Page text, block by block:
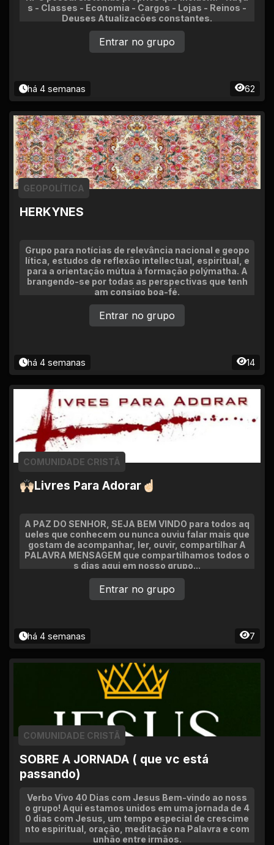
s - Classes - Economia - Cargos - Lojas - Reinos -
Deuses Atualizações constantes.
há 4 semanas 62
Entrar no grupo
HERKYNES
GEOPOLÍTICA
Grupo para notícias de relevância nacional e geopo
lítica, estudos de reflexão intellectual, espiritual, e
para a orientação mútua à formação polýmatha. A
brangendo-se por todas as perspectivas que tenh
am consigo boa-fé.
há 4 semanas 14
Entrar no grupo
🙌🏻Livres Para Adorar☝🏻
COMUNIDADE CRISTÃ
A PAZ DO SENHOR, SEJA BEM VINDO para todos aq
ueles que conhecem ou nunca ouviu falar mais que
gostam de acompanhar, ler, ouvir, compartilhar A
PALAVRA MENSAGEM que compartilhamos todos o
s dias aqui em nosso grupo...
há 4 semanas 7
Entrar no grupo
SOBRE A JORNADA ( que vc está
passando)
COMUNIDADE CRISTÃ
Verbo Vivo 40 Dias com Jesus Bem-vindo ao noss
o grupo! Aqui estamos unidos em uma jornada de 4
0 dias com Jesus, um tempo especial de crescime
nto espiritual, oração, meditação na Palavra e com
unhão entre irmãos.